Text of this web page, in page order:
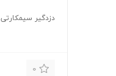
دزدگیر سیمکارتی FIVESTAR مدل ۲۰۹
0